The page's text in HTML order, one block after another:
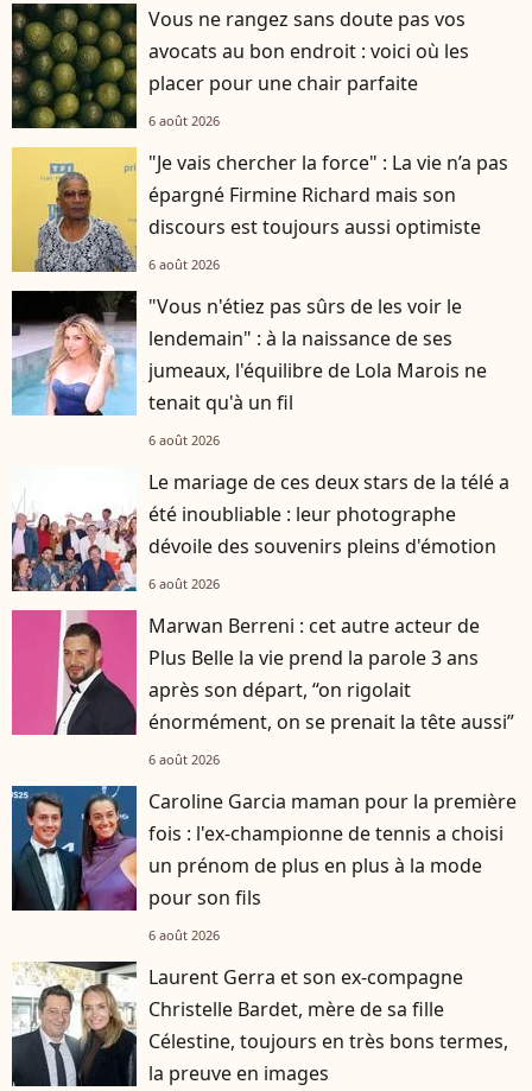
Vous ne rangez sans doute pas vos
avocats au bon endroit : voici où les
placer pour une chair parfaite
6 août 2026
"Je vais chercher la force" : La vie n’a pas
épargné Firmine Richard mais son
discours est toujours aussi optimiste
6 août 2026
"Vous n'étiez pas sûrs de les voir le
lendemain" : à la naissance de ses
jumeaux, l'équilibre de Lola Marois ne
tenait qu'à un fil
6 août 2026
Le mariage de ces deux stars de la télé a
été inoubliable : leur photographe
dévoile des souvenirs pleins d'émotion
6 août 2026
Marwan Berreni : cet autre acteur de
Plus Belle la vie prend la parole 3 ans
après son départ, “on rigolait
énormément, on se prenait la tête aussi”
6 août 2026
Caroline Garcia maman pour la première
fois : l'ex-championne de tennis a choisi
un prénom de plus en plus à la mode
pour son fils
6 août 2026
Laurent Gerra et son ex-compagne
Christelle Bardet, mère de sa fille
Célestine, toujours en très bons termes,
la preuve en images